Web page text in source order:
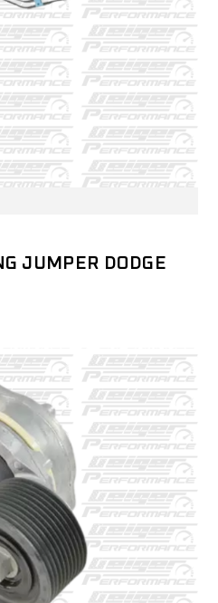
JUMPER DODGE